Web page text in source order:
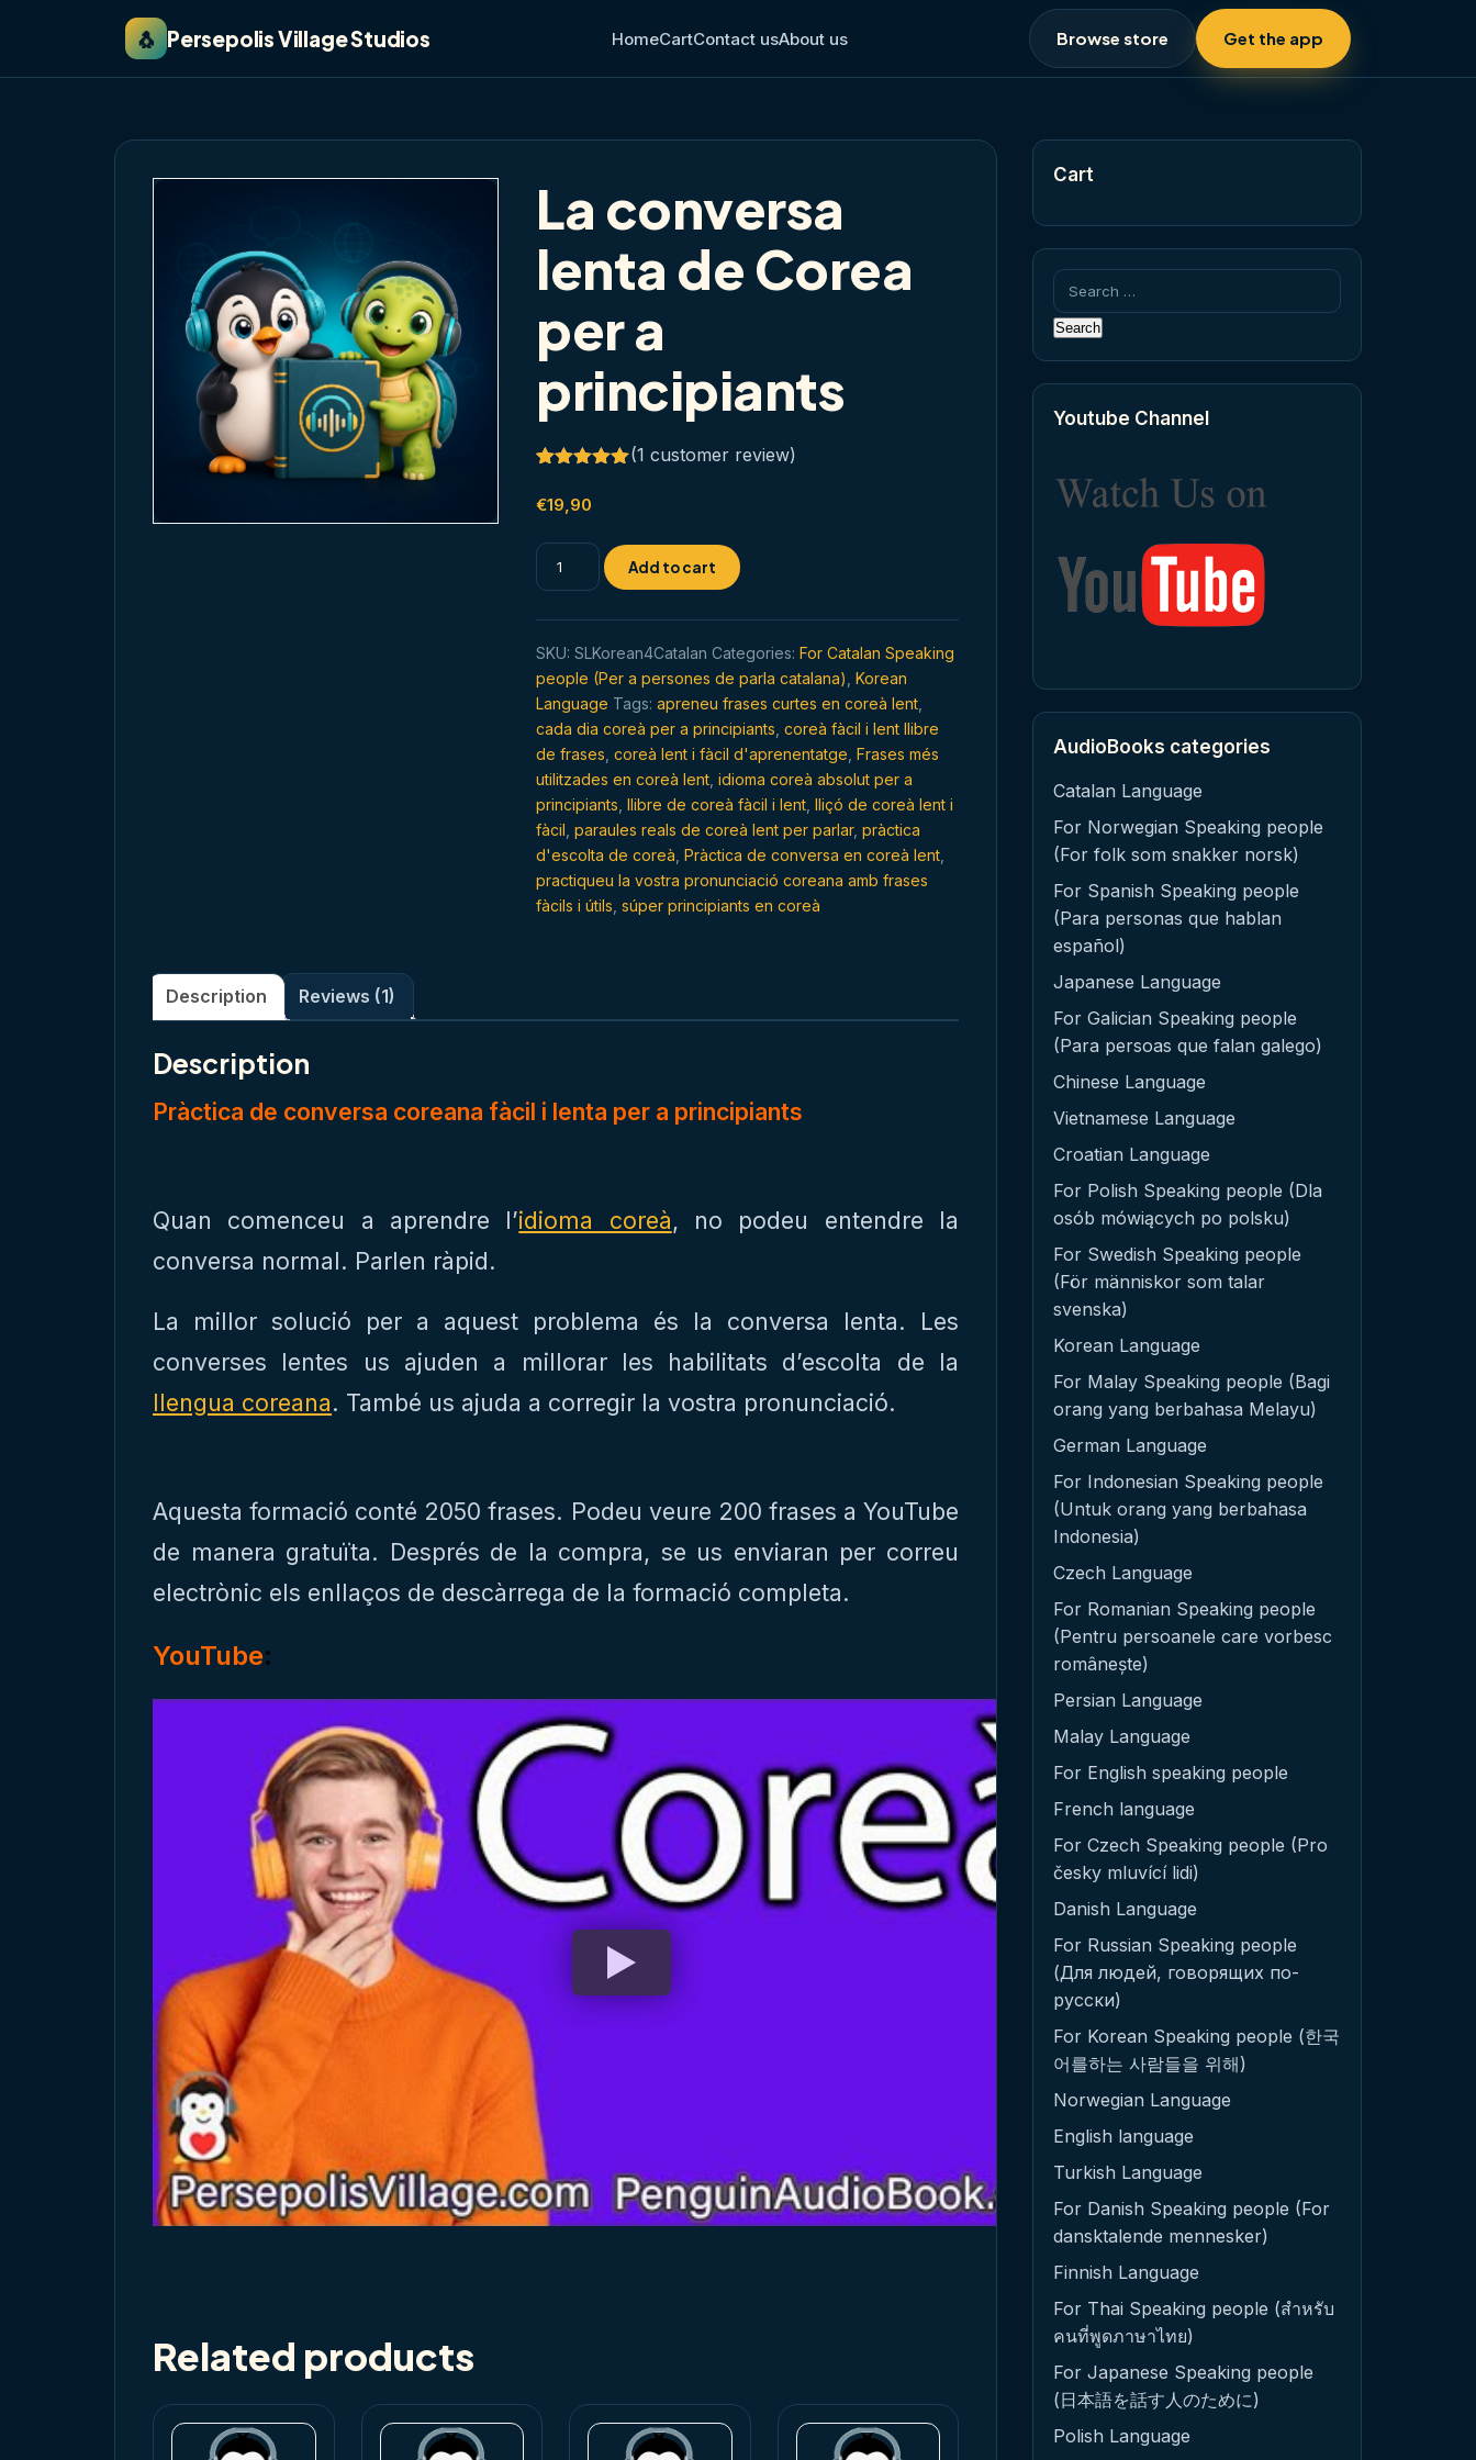
🐧 Persepolis Village Studios HomeCartContact usAbout us Browse store Get the app
La conversa
lenta de Corea
per a
principiants
out of 5
based on
rating
(1 customer review)
€19,90
La
conversa
Corea
per
principiants
quantity
Add to cart
SKU: SLKorean4Catalan Categories: For Catalan Speaking
people (Per a persones de parla catalana) Korean
Language Tags: apreneu frases curtes en coreà lent
cada dia coreà per a principiants coreà fàcil i lent llibre
de frases coreà lent i fàcil d'aprenentatge Frases més
utilitzades en coreà lent idioma coreà absolut per a
principiants llibre de coreà fàcil i lent lliçó de coreà lent i
fàcil paraules reals de coreà lent per parlar, pràctica
d'escolta de coreà Pràctica de conversa en coreà lent
practiqueu la vostra pronunciació coreana amb frases
fàcils i útils súper principiants en coreà
Description Reviews (1)
Description
Pràctica de conversa coreana fàcil i lenta per a principiants
Quan comenceu a aprendre l’idioma coreà, no podeu entendre la
conversa normal. Parlen ràpid.
La millor solució per a aquest problema és la conversa lenta. Les
converses lentes us ajuden a millorar les habilitats d’escolta de la
llengua coreana. També us ajuda a corregir la vostra pronunciació.
Aquesta formació conté 2050 frases. Podeu veure 200 frases a YouTube
de manera gratuïta. Després de la compra, se us enviaran per correu
electrònic els enllaços de descàrrega de la formació completa.
YouTube:
Related products
Cart
Search
for:
Youtube Channel
AudioBooks categories
Catalan Language
For Norwegian Speaking people
(For folk som snakker norsk)
For Spanish Speaking people
(Para personas que hablan
español)
Japanese Language
For Galician Speaking people
(Para persoas que falan galego)
Chinese Language
Vietnamese Language
Croatian Language
For Polish Speaking people (Dla
osób mówiących po polsku)
For Swedish Speaking people
(För människor som talar
svenska)
Korean Language
For Malay Speaking people (Bagi
orang yang berbahasa Melayu)
German Language
For Indonesian Speaking people
(Untuk orang yang berbahasa
Indonesia)
Czech Language
For Romanian Speaking people
(Pentru persoanele care vorbesc
românește)
Persian Language
Malay Language
For English speaking people
French language
For Czech Speaking people (Pro
česky mluvící lidi)
Danish Language
For Russian Speaking people
(Для людей, говорящих по-
русски)
For Korean Speaking people (한국
어를하는 사람들을 위해)
Norwegian Language
English language
Turkish Language
For Danish Speaking people (For
dansktalende mennesker)
Finnish Language
For Thai Speaking people (สำหรับ
คนที่พูดภาษาไทย)
For Japanese Speaking people
(日本語を話す人のために)
Polish Language